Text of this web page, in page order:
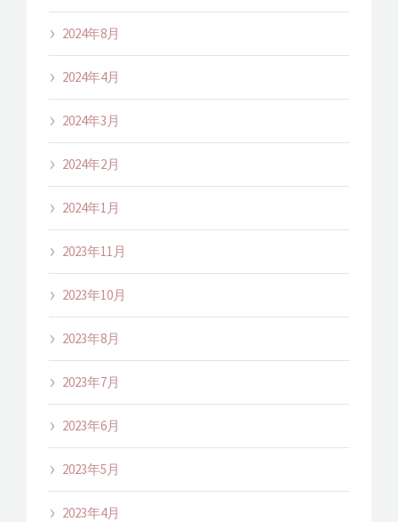
2024年8月
2024年4月
2024年3月
2024年2月
2024年1月
2023年11月
2023年10月
2023年8月
2023年7月
2023年6月
2023年5月
2023年4月